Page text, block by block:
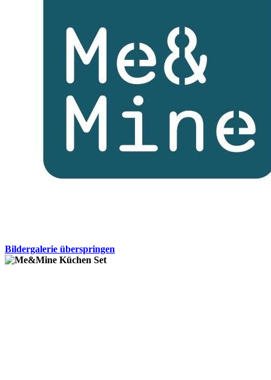
Bildergalerie überspringen